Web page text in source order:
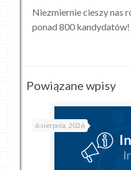
Niezmiernie cieszy nas
ponad 800 kandydatów!
Powiązane wpisy
6 sierpnia, 2026